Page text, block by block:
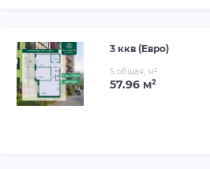
3 ккв (Евро)
S общая, м²
57.96 м²